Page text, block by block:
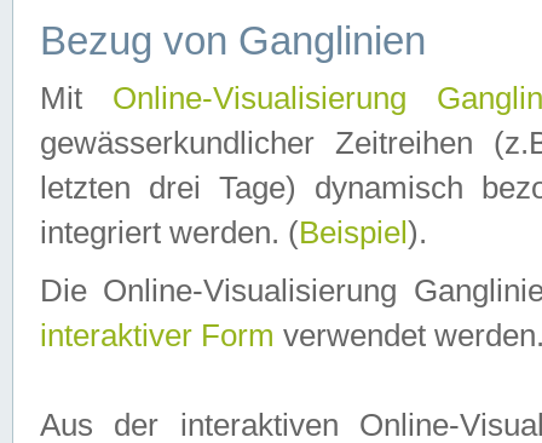
Bezug von Ganglinien
Mit Online-Visualisierung
gewässerkundlicher Zeitreihen
letzten drei Tage) dynamisch
integriert werden. (Beispiel ).
Die Online-Visualisierung
interaktiver Form verwendet
Aus der interaktiven Online-